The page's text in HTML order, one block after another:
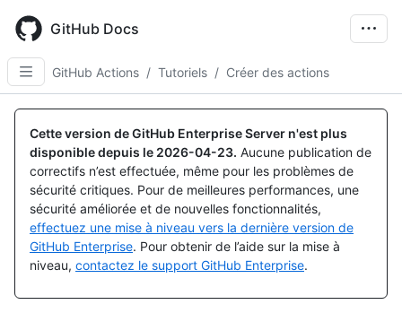
main
content
GitHub Docs
GitHub Actions / Tutoriels / Créer des actions
Cette version de GitHub Enterprise Server n'est plus
disponible depuis le 2026-04-23. Aucune publication de
correctifs n’est effectuée, même pour les problèmes de
sécurité critiques. Pour de meilleures performances, une
sécurité améliorée et de nouvelles fonctionnalités,
effectuez une mise à niveau vers la dernière version de
GitHub Enterprise. Pour obtenir de l’aide sur la mise à
niveau, contactez le support GitHub Enterprise.